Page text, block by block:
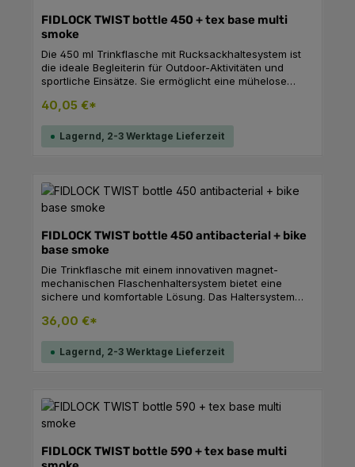
FIDLOCK TWIST bottle 450 + tex base multi
smoke
Die 450 ml Trinkflasche mit Rucksackhaltesystem ist
die ideale Begleiterin für Outdoor-Aktivitäten und
sportliche Einsätze. Sie ermöglicht eine mühelose
erfrischendes Wasser griffbereit haben. Das
Handhabung und einen sicheren Transport, während
die robuste Konstruktion Langlebigkeit garantiert.
40,05 €*
Lagernd, 2-3 Werktage Lieferzeit
FIDLOCK TWIST bottle 450 antibacterial + bike
base smoke
Die Trinkflasche mit einem innovativen magnet-
mechanischen Flaschenhaltersystem bietet eine
sichere und komfortable Lösung. Das Haltersystem
Fahrradrahmen und ermöglicht ein einfaches
während der Fahrt.
36,00 €*
Lagernd, 2-3 Werktage Lieferzeit
FIDLOCK TWIST bottle 590 + tex base multi